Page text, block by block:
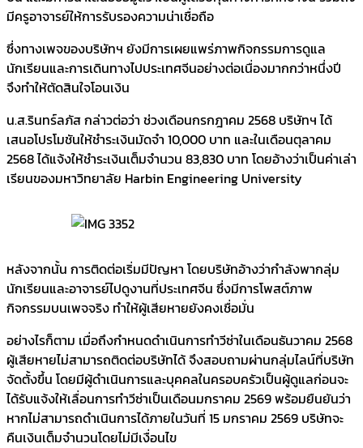
มีครูอาจารย์ให้การรับรองความน่าเชื่อถือ
ซึ่งทางเพจของบริษัทฯ ยังมีการเผยแพร่ภาพกิจกรรมการดูแล
นักเรียนและการเดินทางไปประเทศจีนอย่างต่อเนื่องมากกว่าหนึ่งปี
จึงทำให้ตัดสินใจโอนเงิน
น.ส.รินทร์ลภัส กล่าวต่อว่า ช่วงเดือนกรกฎาคม 2568 บริษัทฯ ได้
เสนอโปรโมชันให้ชำระเงินมัดจำ 10,000 บาท และในเดือนตุลาคม
2568 ได้แจ้งให้ชำระเงินเต็มจำนวน 83,830 บาท โดยอ้างว่าเป็นค่าเล่า
เรียนของมหาวิทยาลัย Harbin Engineering University
หลังจากนั้น การติดต่อเริ่มมีปัญหา โดยบริษัทอ้างว่ากำลังพากลุ่ม
นักเรียนและอาจารย์ไปดูงานที่ประเทศจีน ซึ่งมีการโพสต์ภาพ
กิจกรรมบนเพจจริง ทำให้ผู้เสียหายยังคงเชื่อมั่น
อย่างไรก็ตาม เมื่อถึงกำหนดดำเนินการทำวีซ่าในเดือนธันวาคม 2568
ผู้เสียหายไม่สามารถติดต่อบริษัทได้ จึงสอบถามผ่านกลุ่มไลน์ที่บริษัท
จัดตั้งขึ้น โดยมีผู้ดำเนินการและบุคคลในครอบครัวเป็นผู้ดูแลก่อนจะ
ได้รับแจ้งให้เลื่อนการทำวีซ่าเป็นเดือนมกราคม 2569 พร้อมยืนยันว่า
หากไม่สามารถดำเนินการได้ภายในวันที่ 15 มกราคม 2569 บริษัทจะ
คืนเงินเต็มจำนวนโดยไม่มีเงื่อนไข